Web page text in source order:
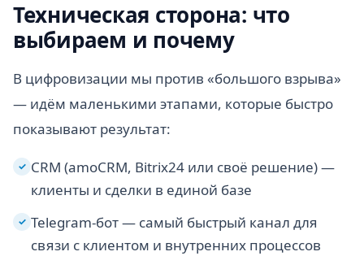
Техническая сторона: что
выбираем и почему
В цифровизации мы против «большого взрыва»
— идём маленькими этапами, которые быстро
показывают результат:
✓ CRM (amoCRM, Bitrix24 или своё решение) —
клиенты и сделки в единой базе
✓ Telegram-бот — самый быстрый канал для
связи с клиентом и внутренних процессов